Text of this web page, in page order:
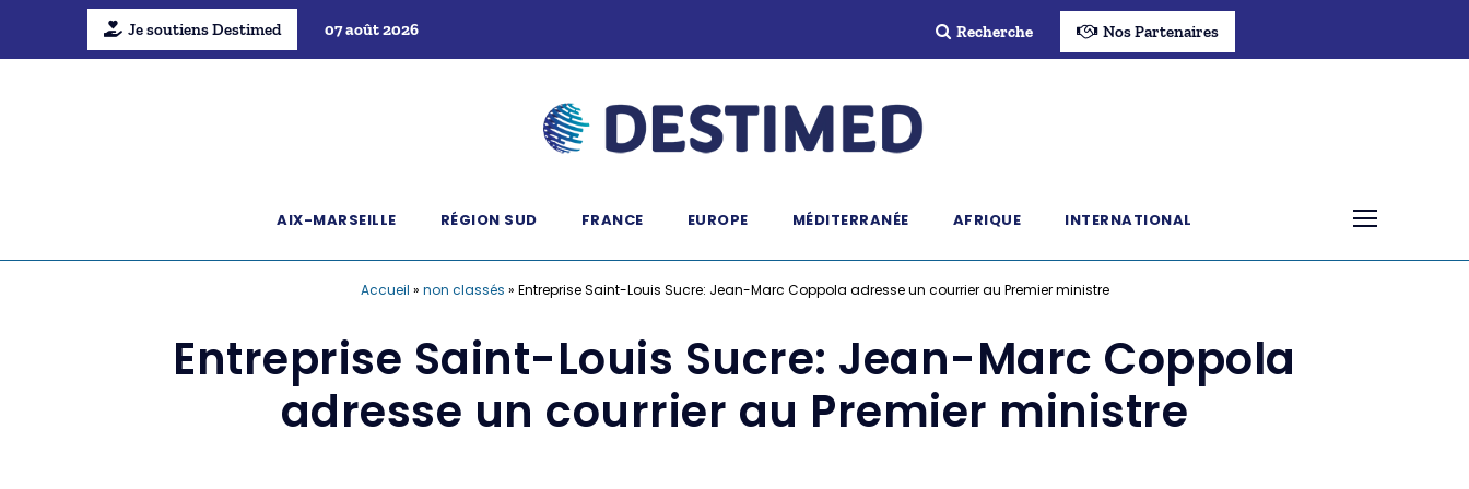
Je soutiens Destimed 07 août 2026 Recherche Nos Partenaires
AIX-MARSEILLE RÉGION SUD FRANCE EUROPE MÉDITERRANÉE AFRIQUE INTERNATIONAL
Accueil » non classés » Entreprise Saint-Louis Sucre: Jean-Marc Coppola adresse un courrier au Premier ministre
Entreprise Saint-Louis Sucre: Jean-Marc Coppola
adresse un courrier au Premier ministre